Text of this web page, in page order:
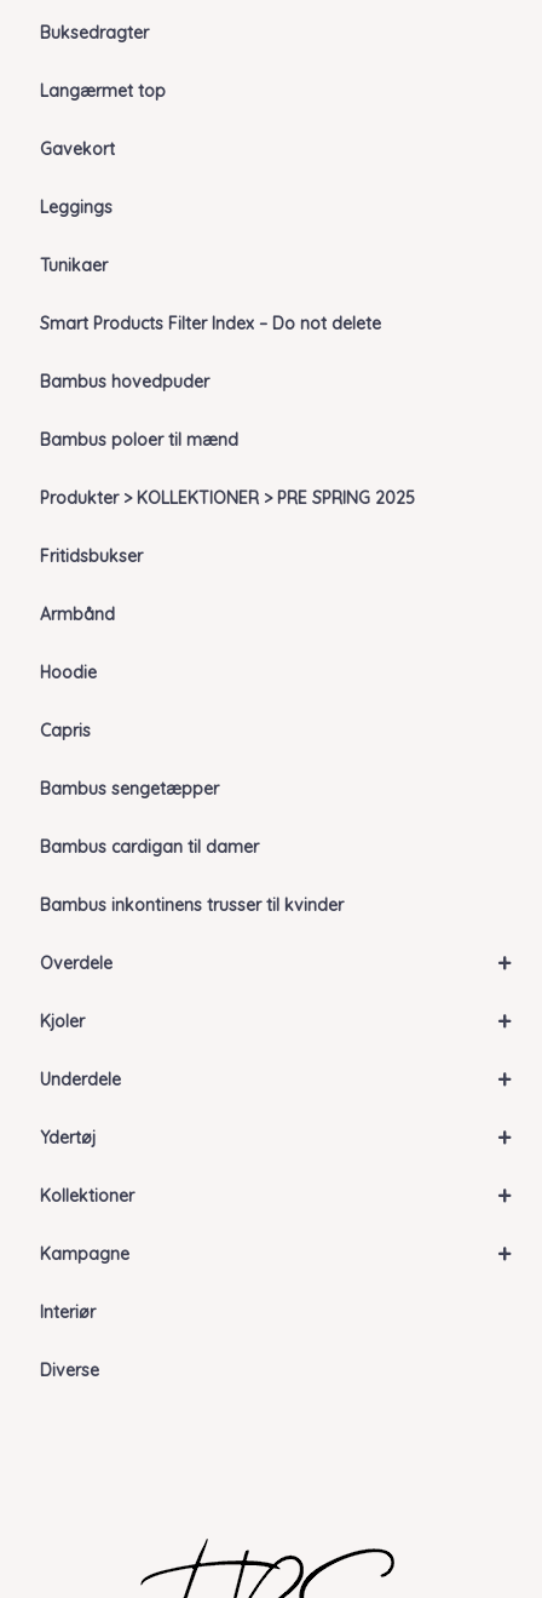
Buksedragter
Langærmet top
Gavekort
Leggings
Tunikaer
Smart Products Filter Index – Do not delete
Bambus hovedpuder
Bambus poloer til mænd
Produkter > KOLLEKTIONER > PRE SPRING 2025
Fritidsbukser
Armbånd
Hoodie
Capris
Bambus sengetæpper
Bambus cardigan til damer
Bambus inkontinens trusser til kvinder
+
Overdele
+
Kjoler
+
Underdele
+
Ydertøj
+
Kollektioner
+
Kampagne
Interiør
Diverse